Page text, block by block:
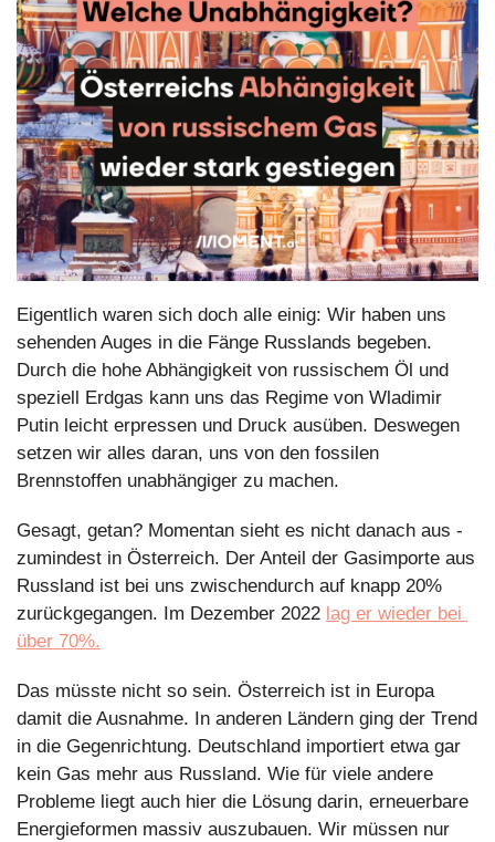
Eigentlich waren sich doch alle einig: Wir haben uns
sehenden Auges in die Fänge Russlands begeben.
Durch die hohe Abhängigkeit von russischem Öl und
speziell Erdgas kann uns das Regime von Wladimir
Putin leicht erpressen und Druck ausüben. Deswegen
setzen wir alles daran, uns von den fossilen
Brennstoffen unabhängiger zu machen.
Gesagt, getan? Momentan sieht es nicht danach aus -
zumindest in Österreich. Der Anteil der Gasimporte aus
Russland ist bei uns zwischendurch auf knapp 20%
zurückgegangen. Im Dezember 2022 lag er wieder bei
über 70%.
Das müsste nicht so sein. Österreich ist in Europa
damit die Ausnahme. In anderen Ländern ging der Trend
in die Gegenrichtung. Deutschland importiert etwa gar
kein Gas mehr aus Russland. Wie für viele andere
Probleme liegt auch hier die Lösung darin, erneuerbare
Energieformen massiv auszubauen. Wir müssen nur